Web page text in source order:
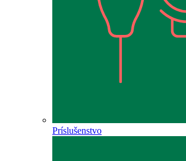
Príslušenstvo